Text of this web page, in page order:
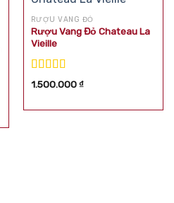
RƯỢU VANG ĐỎ
Rượu Vang Đỏ Chateau La
Vieille
Được xếp
1.500.000₫